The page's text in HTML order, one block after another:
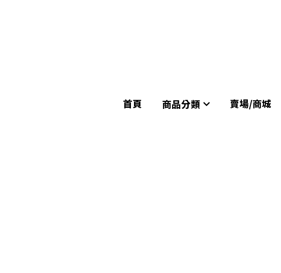
首頁 商品分類 賣場/商城
首頁 商品分類 賣場/商城